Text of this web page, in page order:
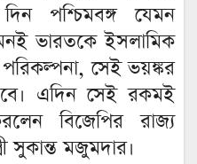
পশ্চিমবঙ্গ যেমন
ভারতকে ইসলামিক
পরিকল্পনা, সেই ভয়ঙ্কর
এদিন সেই রকমই
বিজেপির রাজ্য
সুকান্ত মজুমদার।